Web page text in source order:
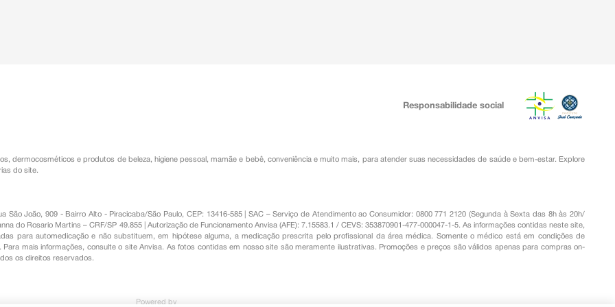
Responsabilidade social
,dermocosméticos e produtos de beleza, higiene pessoal ,mamãe e bebê, conveniênciae muito mais, para atender suas necessidades de saúde e bem-estar. Explore
do site.
São João, 909 - Bairro Alto - Piracicaba/São Paulo, CEP: 13416-585 | SAC – Serviço de Atendimento ao Consumidor: 0800 771 2120 (Segunda à Sexta das 8h às 20h/
do Rosario Martins – CRF/SP 49.855 | Autorização de Funcionamento Anvisa (AFE): 7.15583.1 / CEVS: 353870901-477-000047-1-5. As informações contidas neste site,
para automedicação e não substituem, em hipótese alguma, a medicação prescrita pelo profissional da área médica. Somente o médico está em condições de
mais informações, consulte o site Anvisa. As fotos contidas em nosso site são meramente ilustrativas. Promoções e preços são válidos apenas para compras on-
os direitos reservados.
Powered by